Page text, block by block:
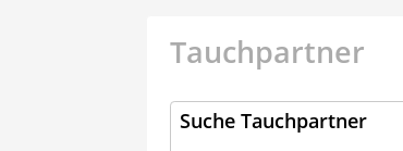
Tauchpartner
Suche Tauchpartner